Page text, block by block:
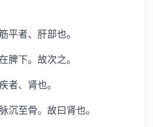
者、肝部也。
下。故次之。
、肾也。
至骨。故曰肾也。